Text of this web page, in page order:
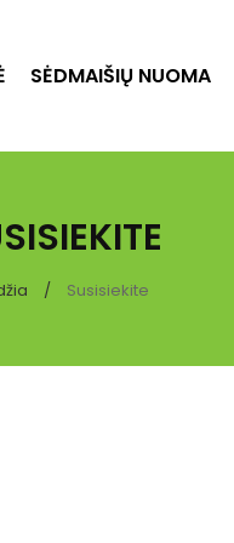
SĖDMAIŠIŲ NUOMA
Susisiekite